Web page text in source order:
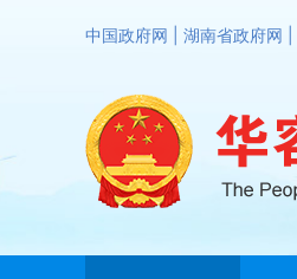
中国政府网 湖南省政府网